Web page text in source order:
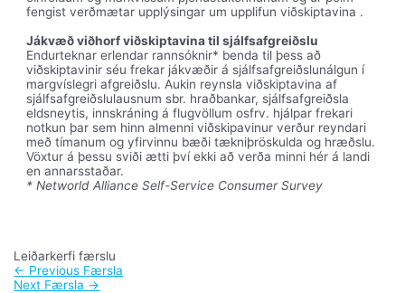
fengist verðmætar upplýsingar um upplifun viðskiptavina .
Jákvæð viðhorf viðskiptavina til sjálfsafgreiðslu
Endurteknar erlendar rannsóknir* benda til þess að
viðskiptavinir séu frekar jákvæðir á sjálfsafgreiðslunálgun í
margvíslegri afgreiðslu. Aukin reynsla viðskiptavina af
sjálfsafgreiðslulausnum sbr. hraðbankar, sjálfsafgreiðsla
eldsneytis, innskráning á flugvöllum osfrv. hjálpar frekari
notkun þar sem hinn almenni viðskipavinur verður reyndari
með tímanum og yfirvinnu bæði tækniþröskulda og hræðslu.
Vöxtur á þessu sviði ætti því ekki að verða minni hér á landi
en annarsstaðar.
* Networld Alliance Self-Service Consumer Survey
Leiðarkerfi færslu
← Previous Færsla
Next Færsla →